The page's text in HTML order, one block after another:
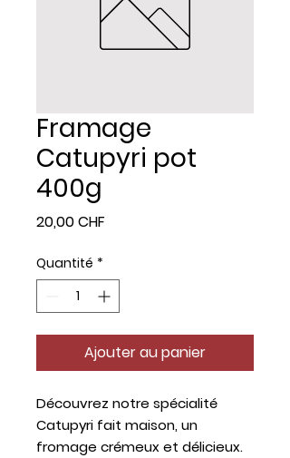
Framage
Catupyri pot
400g
20,00 CHF
Quantité *
Ajouter au panier
Découvrez notre spécialité
Catupyri fait maison, un
fromage crémeux et délicieux.